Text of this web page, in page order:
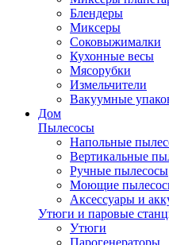
Блендеры
Миксеры
Соковыжималки
Кухонные весы
Мясорубки
Измельчители
Вакуумные
Дом
Пылесосы
Напольные
Вертикальные
Ручные пылесосы
Моющие
Аксессуары и
Утюги и паровые
Утюги
Парогенераторы